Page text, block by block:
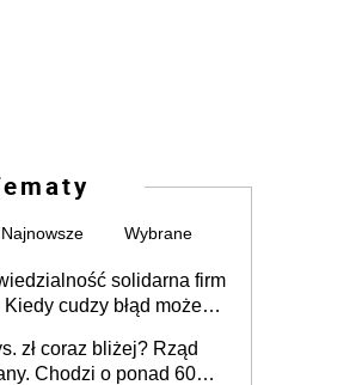
Najnowsze Wybrane
solidarna firm
cudzy błąd może
zł coraz bliżej? Rząd
Chodzi o ponad 60